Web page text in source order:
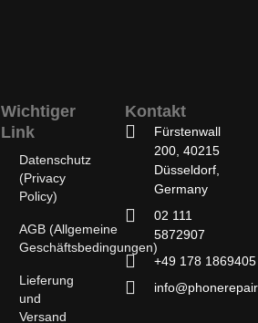
Kontakt
Fürstenwall
200, 40215
Düsseldorf,
Germany
02 111
5872907
+49 178 1869405
Wichtiger
Link
Datenschutz
(Privacy
Policy)
AGB (Allgemeine
Geschäftsbedingungen)
Lieferung
und
Versand